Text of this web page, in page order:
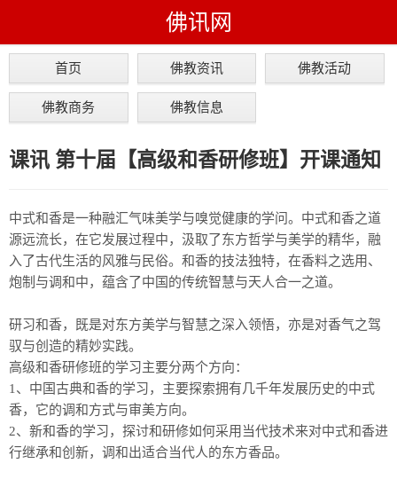
佛讯网
首页 佛教资讯 佛教活动
佛教商务 佛教信息
课讯 第十届【高级和香研修班】开课通知
中式和香是一种融汇气味美学与嗅觉健康的学问。中式和香之道
源远流长，在它发展过程中，汲取了东方哲学与美学的精华，融
入了古代生活的风雅与民俗。和香的技法独特，在香料之选用、
炮制与调和中，蕴含了中国的传统智慧与天人合一之道。
研习和香，既是对东方美学与智慧之深入领悟，亦是对香气之驾
驭与创造的精妙实践。
高级和香研修班的学习主要分两个方向：
1、中国古典和香的学习，主要探索拥有几千年发展历史的中式
香，它的调和方式与审美方向。
2、新和香的学习，探讨和研修如何采用当代技术来对中式和香进
行继承和创新，调和出适合当代人的东方香品。